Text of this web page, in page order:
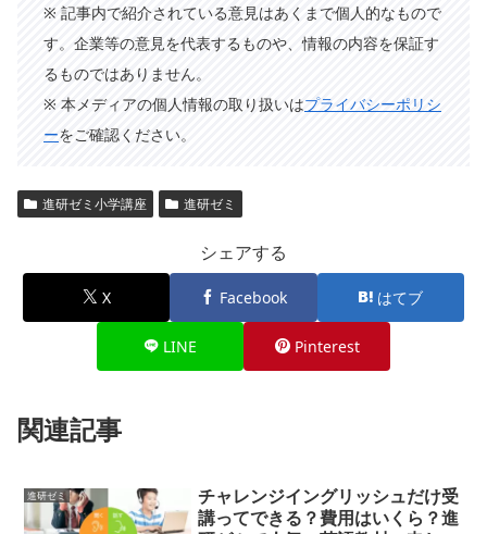
※ 記事内で紹介されている意見はあくまで個人的なもので
す。企業等の意見を代表するものや、情報の内容を保証す
るものではありません。
※ 本メディアの個人情報の取り扱いはプライバシーポリシ
ーをご確認ください。
進研ゼミ小学講座 進研ゼミ
シェアする
X Facebook はてブ
LINE Pinterest
関連記事
進研ゼミ
チャレンジイングリッシュだけ受
講ってできる？費用はいくら？進